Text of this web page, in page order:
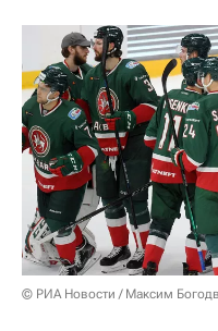
© РИА Новости / Максим